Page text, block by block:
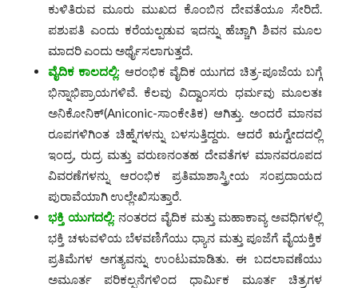
ಕುಳಿತಿರುವ ಮೂರು ಮುಖದ ಕೊಂಬಿನ ದೇವತೆಯೂ ಸೇರಿದೆ.
ಪಶುಪತಿ ಎಂದು ಕರೆಯಲ್ಪಡುವ ಇದನ್ನು ಹೆಚ್ಚಾಗಿ ಶಿವನ ಮೂಲ
ಮಾದರಿ ಎಂದು ಅರ್ಥೈಸಲಾಗುತ್ತದೆ.
ವೈದಿಕ ಕಾಲದಲ್ಲಿ: ಆರಂಭಿಕ ವೈದಿಕ ಯುಗದ ಚಿತ್ರ-ಪೂಜೆಯ ಬಗ್ಗೆ
ಭಿನ್ನಾಭಿಪ್ರಾಯಗಳಿವೆ. ಕೆಲವು ವಿದ್ವಾಂಸರು ಧರ್ಮವು ಮೂಲತಃ
ಅನಿಕೋನಿಕ್(Aniconic-ಸಾಂಕೇತಿಕ) ಆಗಿತ್ತು. ಅಂದರೆ ಮಾನವ
ರೂಪಗಳಿಗಿಂತ ಚಿಹ್ನೆಗಳನ್ನು ಬಳಸುತ್ತಿದ್ದರು. ಆದರೆ ಋಗ್ವೇದದಲ್ಲಿ
ಇಂದ್ರ, ರುದ್ರ ಮತ್ತು ವರುಣನಂತಹ ದೇವತೆಗಳ ಮಾನವರೂಪದ
ವಿವರಣೆಗಳನ್ನು ಆರಂಭಿಕ ಪ್ರತಿಮಾಶಾಸ್ತ್ರೀಯ ಸಂಪ್ರದಾಯದ
ಪುರಾವೆಯಾಗಿ ಉಲ್ಲೇಖಿಸುತ್ತಾರೆ.
ಭಕ್ತಿ ಯುಗದಲ್ಲಿ: ನಂತರದ ವೈದಿಕ ಮತ್ತು ಮಹಾಕಾವ್ಯ ಅವಧಿಗಳಲ್ಲಿ
ಭಕ್ತಿ ಚಳುವಳಿಯ ಬೆಳವಣಿಗೆಯು ಧ್ಯಾನ ಮತ್ತು ಪೂಜೆಗೆ ವೈಯಕ್ತಿಕ
ಪ್ರತಿಮೆಗಳ ಅಗತ್ಯವನ್ನು ಉಂಟುಮಾಡಿತು. ಈ ಬದಲಾವಣೆಯು
ಅಮೂರ್ತ ಪರಿಕಲ್ಪನೆಗಳಿಂದ ಧಾರ್ಮಿಕ ಮೂರ್ತ ಚಿತ್ರಗಳ